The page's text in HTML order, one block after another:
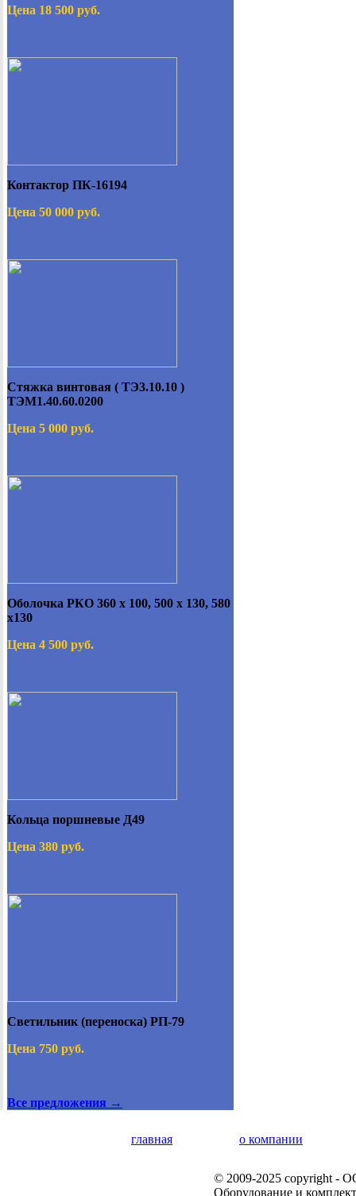
Цена 18 500 руб.
Контактор ПК-16194
Цена 50 000 руб.
Стяжка винтовая ( ТЭ3.10.10 )
ТЭМ1.40.60.0200
Цена 5 000 руб.
Оболочка РКО 360 х 100, 500 х 130, 580
х130
Цена 4 500 руб.
Кольца поршневые Д49
Цена 380 руб.
Светильник (переноска) РП-79
Цена 750 руб.
Все предложения →
главная о компании
© 2009-2025 copyright -
Оборудование и